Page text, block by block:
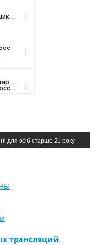
для осіб старше 21 року
трансляций